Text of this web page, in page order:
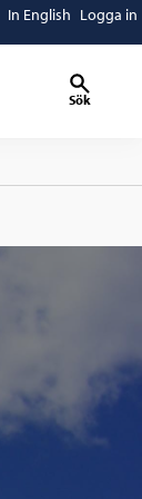
In English Logga in
Sök